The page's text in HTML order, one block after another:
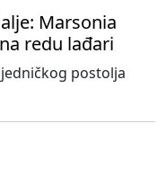
Marsonia
redu lađari
postolja